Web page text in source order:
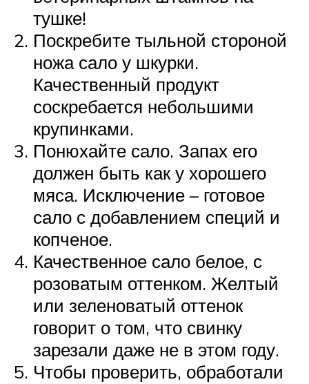
тушке!
Поскребите тыльной стороной
ножа сало у шкурки.
Качественный продукт
соскребается небольшими
крупинками.
Понюхайте сало. Запах его
должен быть как у хорошего
мяса. Исключение – готовое
сало с добавлением специй и
копченое.
Качественное сало белое, с
розоватым оттенком. Желтый
или зеленоватый оттенок
говорит о том, что свинку
зарезали даже не в этом году.
Чтобы проверить, обработали